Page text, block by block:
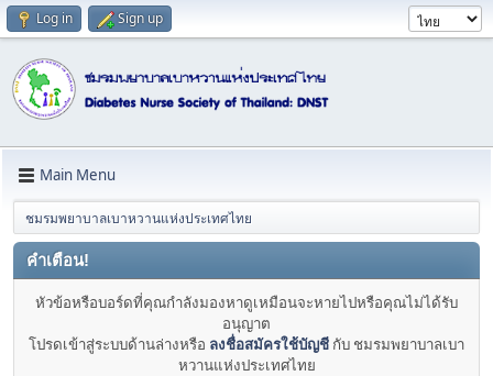
Log in Sign up
Main Menu
ชมรมพยาบาลเบาหวานแห่งประเทศไทย
คำเตือน!
หัวข้อหรือบอร์ดที่คุณกำลังมองหาดูเหมือนจะหายไปหรือคุณไม่ได้รับ
อนุญาต
โปรดเข้าสู่ระบบด้านล่างหรือ ลงชื่อสมัครใช้บัญชี กับ ชมรมพยาบาลเบา
หวานแห่งประเทศไทย